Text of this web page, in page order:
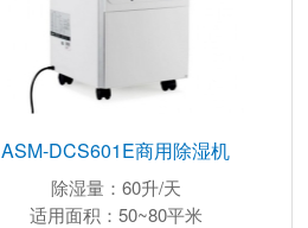
ASM-DCS601E商用除湿机
除湿量：60升/天
适用面积：50~80平米